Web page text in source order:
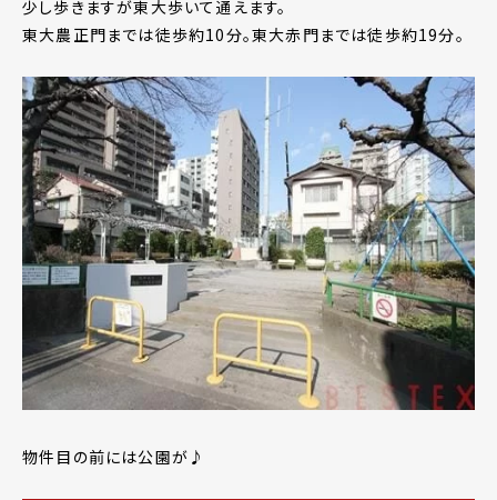
少し歩きますが東大歩いて通えます。
東大農正門までは徒歩約10分。東大赤門までは徒歩約19分。
物件目の前には公園が♪